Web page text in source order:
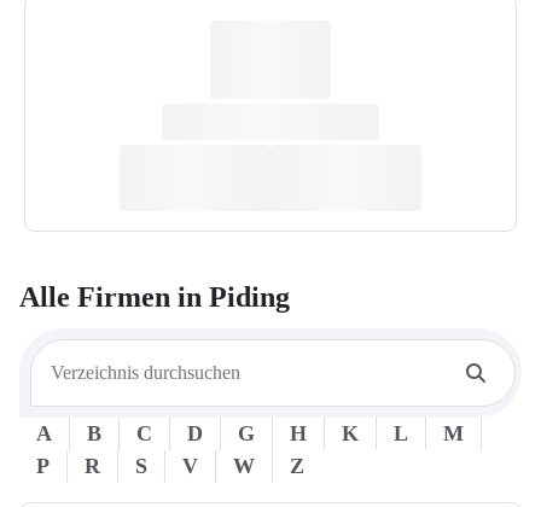
Alle Firmen in Piding
A B C D G H K L
M
P
R S V W Z